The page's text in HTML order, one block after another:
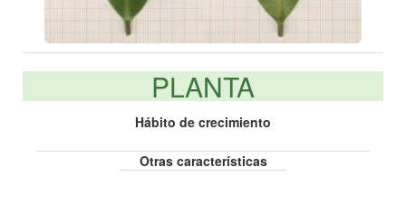
PLANTA
Hábito de crecimiento
Otras características